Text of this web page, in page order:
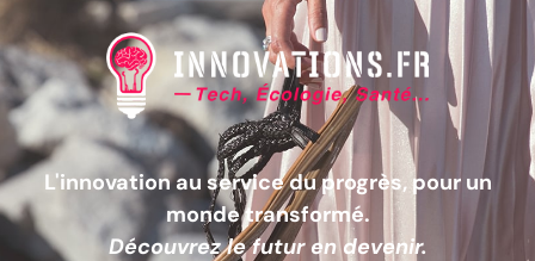
L'innovation au service du progrès, pour un
monde transformé.
Découvrez le futur en devenir.